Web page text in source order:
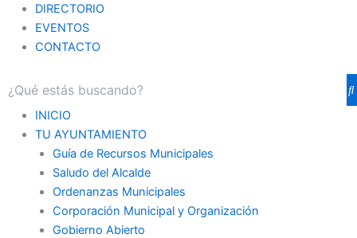
DIRECTORIO
EVENTOS
CONTACTO
INICIO
TU AYUNTAMIENTO
Guía de Recursos Municipales
Saludo del Alcalde
Ordenanzas Municipales
Corporación Municipal y Organización
Gobierno Abierto